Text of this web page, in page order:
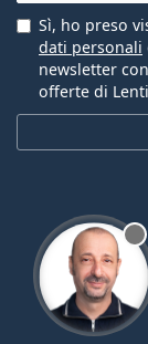
Sì, ho preso
dati personali
newsletter
offerte di